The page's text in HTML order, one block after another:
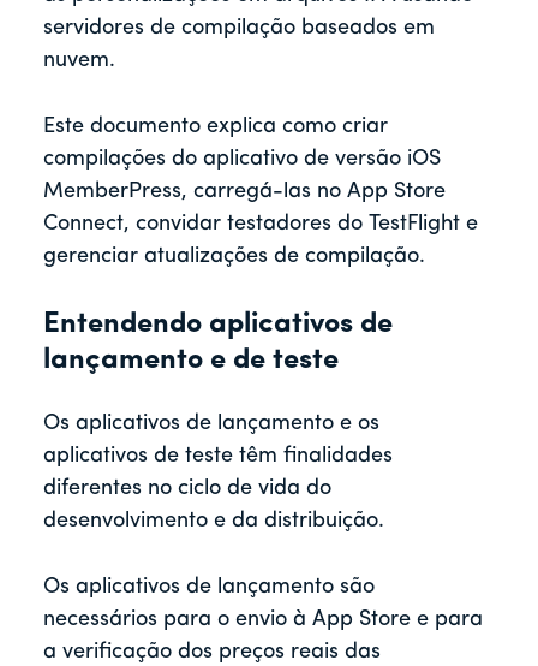
servidores de compilação baseados em
nuvem.
Este documento explica como criar
compilações do aplicativo de versão iOS
MemberPress, carregá-las no App Store
Connect, convidar testadores do TestFlight e
gerenciar atualizações de compilação.
Entendendo aplicativos de
lançamento e de teste
Os aplicativos de lançamento e os
aplicativos de teste têm finalidades
diferentes no ciclo de vida do
desenvolvimento e da distribuição.
Os aplicativos de lançamento são
necessários para o envio à App Store e para
a verificação dos preços reais das